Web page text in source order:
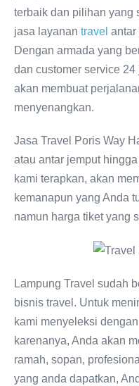
terbaik dan pilihan yang
jasa layanan travel antar
Dengan armada yang
dan customer service
akan membuat
menyenangkan.
Jasa Travel Poris Way
atau antar jemput
kami terapkan, akan
kemanapun yang Anda
namun harga tiket yang
Lampung Travel sudah
bisnis travel. Untuk
kami menyeleksi
karenanya, Anda akan
ramah, sopan,
yang anda dapatkan,